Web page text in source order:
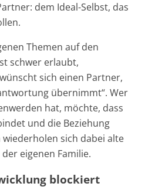
dem Ideal-Selbst, das
Themen auf den
schwer erlaubt,
sich einen Partner,
übernimmt“. Wer
hat, möchte, dass
und die Beziehung
sich dabei alte
eigenen Familie.
blockiert